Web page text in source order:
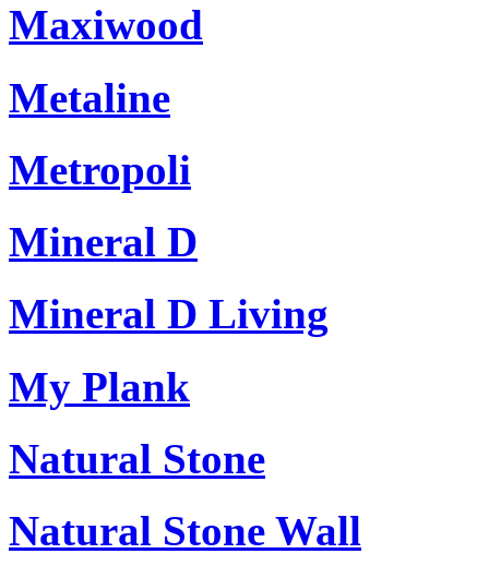
Maxiwood
Metaline
Metropoli
Mineral D
Mineral D Living
My Plank
Natural Stone
Natural Stone Wall